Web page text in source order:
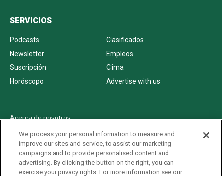
SERVICIOS
Podcasts
Clasificados
Newsletter
Empleos
Suscripción
Clima
Horóscopo
Advertise with us
Acerca de nosotros
Politica de privacidad
Pautas Editoriales
AdChoices
Advertise with us
We process your personal information to measure and
improve our sites and service, to assist our marketing
campaigns and to provide personalised content and
advertising. By clicking the button on the right, you can
exercise your privacy rights. For more information see our